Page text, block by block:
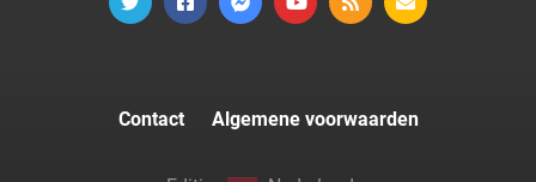
Contact Algemene voorwaarden